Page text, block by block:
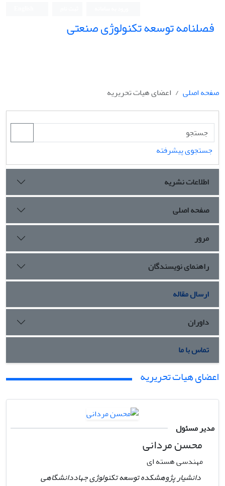
فصلنامه توسعه تکنولوژی صنعتی
صفحه اصلی اعضای هیات تحریریه
جستجوی پیشرفته
اطلاعات نشریه
صفحه اصلی
مرور
راهنمای نویسندگان
ارسال مقاله
داوران
تماس با ما
اعضای هیات تحریریه
مدیر مسئول
محسن مردانی
مهندسی هسته ای
دانشیار پژوهشکده توسعه تکنولوژی جهاددانشگاهی